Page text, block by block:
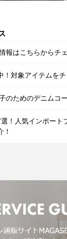
報はこちらからチ
！対象アイテムをチ
のためのデニムコ
！人気インポート
！